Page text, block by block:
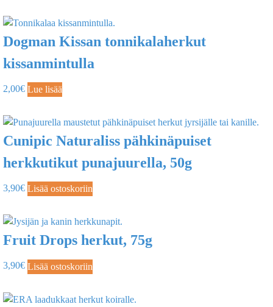
Dogman Kissan tonnikalaherkut
kissanmintulla
2,00€ Lue lisää
Cunipic Naturaliss pähkinäpuiset
herkkutikut punajuurella, 50g
3,90€ Lisää ostoskoriin
Fruit Drops herkut, 75g
3,90€ Lisää ostoskoriin